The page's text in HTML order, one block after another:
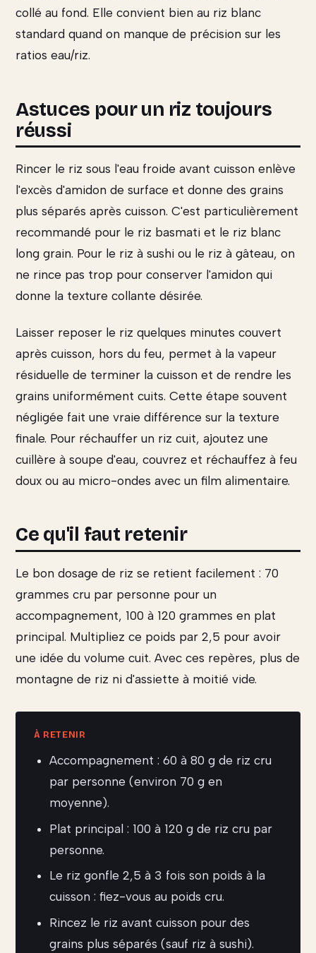
collé au fond. Elle convient bien au riz blanc
standard quand on manque de précision sur les
ratios eau/riz.
Astuces pour un riz toujours
réussi
Rincer le riz sous l'eau froide avant cuisson enlève
l'excès d'amidon de surface et donne des grains
plus séparés après cuisson. C'est particulièrement
recommandé pour le riz basmati et le riz blanc
long grain. Pour le riz à sushi ou le riz à gâteau, on
ne rince pas trop pour conserver l'amidon qui
donne la texture collante désirée.
Laisser reposer le riz quelques minutes couvert
après cuisson, hors du feu, permet à la vapeur
résiduelle de terminer la cuisson et de rendre les
grains uniformément cuits. Cette étape souvent
négligée fait une vraie différence sur la texture
finale. Pour réchauffer un riz cuit, ajoutez une
cuillère à soupe d'eau, couvrez et réchauffez à feu
doux ou au micro-ondes avec un film alimentaire.
Ce qu'il faut retenir
Le bon dosage de riz se retient facilement : 70
grammes cru par personne pour un
accompagnement, 100 à 120 grammes en plat
principal. Multipliez ce poids par 2,5 pour avoir
une idée du volume cuit. Avec ces repères, plus de
montagne de riz ni d'assiette à moitié vide.
Accompagnement : 60 à 80 g de riz cru
par personne (environ 70 g en
moyenne).
Plat principal : 100 à 120 g de riz cru par
personne.
Le riz gonfle 2,5 à 3 fois son poids à la
cuisson : fiez-vous au poids cru.
Rincez le riz avant cuisson pour des
grains plus séparés (sauf riz à sushi).